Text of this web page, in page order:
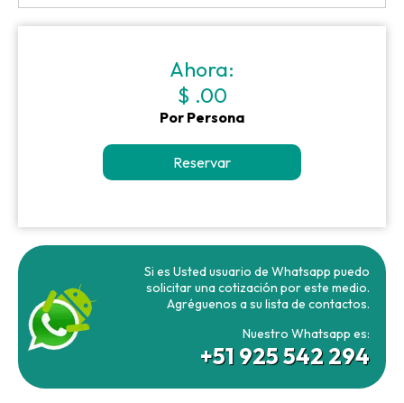
Ahora:
$ .00
Por Persona
Reservar
Si es Usted usuario de Whatsapp puedo
solicitar una cotización por este medio.
Agréguenos a su lista de contactos.
Nuestro Whatsapp es:
+51 925 542 294